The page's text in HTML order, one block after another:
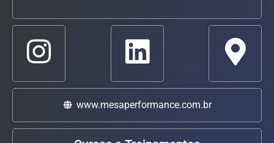
www.mesaperformance.com.br